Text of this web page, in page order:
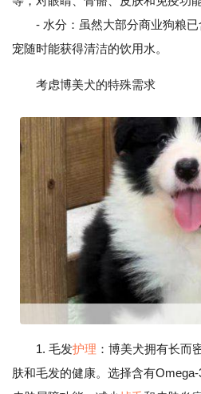
- 水分：虽然大部分商业狗粮已
宠随时能获得清洁的饮用水。
考虑博美犬的特殊需求
1. 毛发护理 ：博美犬拥有长而
肤和毛发的健康。选择含有